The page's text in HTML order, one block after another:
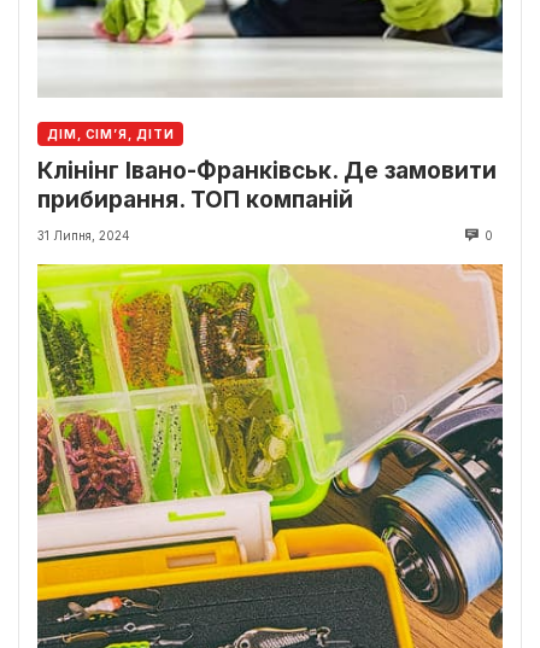
ДІМ, СІМ’Я, ДІТИ
Клінінг Івано-Франківськ. Де замовити
прибирання. ТОП компаній
31 Липня, 2024 0